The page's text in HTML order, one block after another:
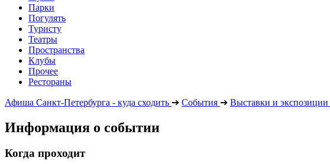
Парки
Погулять
Туристу
Театры
Пространства
Клубы
Прочее
Рестораны
Афиша Санкт-Петербурга - куда сходить ➔ События ➔ Выставки и экспозиции
Информация о событии
Когда проходит